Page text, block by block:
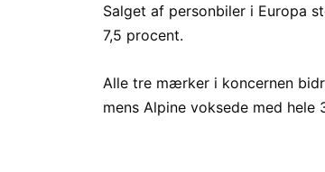
Salget af personbiler i Europa
7,5 procent.
Alle tre mærker i koncernen
mens Alpine voksede med hele